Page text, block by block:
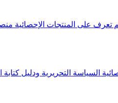
تعرف على المنتجات الإحصائية
السياسة التحريرية ودليل كتابة